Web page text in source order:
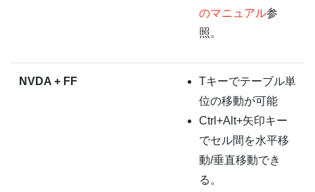
のマニュアル参
照。
NVDA + FF
Tキーでテーブル単
位の移動が可能
Ctrl+Alt+矢印キー
でセル間を水平移
動/垂直移動でき
る。